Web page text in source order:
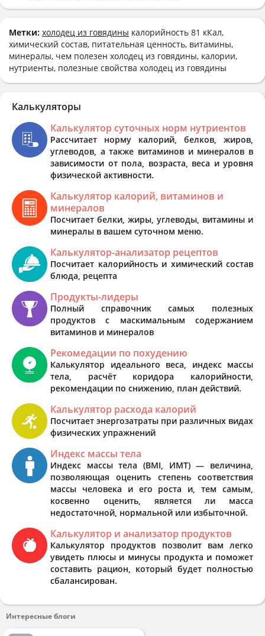
Метки: холодец из говядины калорийность 81 кКал,
химический состав, питательная ценность, витамины,
минералы, чем полезен холодец из говядины, калории,
нутриенты, полезные свойства холодец из говядины
Калькуляторы
Калькулятор суточных норм нутриентов
Рассчитает норму калорий, белков, жиров,
углеводов, а также витаминов и минералов в
зависимости от пола, возраста, веса и уровня
физической активности.
Калькулятор калорий, витаминов и
минералов
Посчитает белки, жиры, углеводы, витамины и
минералы в вашем суточном меню.
Калькулятор-анализатор рецептов
Посчитает калорийность и химический состав
блюда, рецепта
Продукты-лидеры
Полный справочник самых полезных
продуктов с маскимальным содержанием
витаминов и минералов
Рекомедации по похудению
Калькулятор идеального веса, индекс массы
тела, расчёт коридора калорийности,
рекомендации по снижению, план действий.
Калькулятор расхода калорий
Посчитает энергозатраты при различных видах
физических упражнений
Индекс массы тела
Индекс массы тела (BMI, ИМТ) — величина,
позволяющая оценить степень соответствия
массы человека и его роста и, тем самым,
косвенно оценить, является ли масса
недостаточной, нормальной или избыточной.
Калькулятор и анализатор продуктов
Калькулятор продуктов позволит вам легко
увидеть плюсы и минусы продукта и поможет
составить рацион, который будет полностью
сбалансирован.
Интересные блоги